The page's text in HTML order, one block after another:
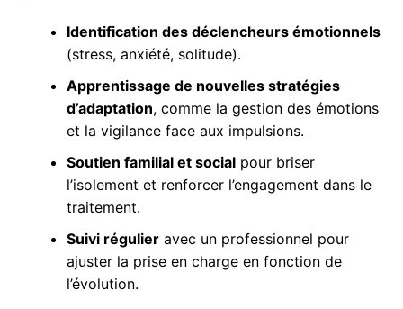
Identification des déclencheurs émotionnels
(stress, anxiété, solitude).
Apprentissage de nouvelles stratégies
d’adaptation, comme la gestion des émotions
et la vigilance face aux impulsions.
Soutien familial et socialpour briser
l’isolement et renforcer l’engagement dans le
traitement.
Suivi régulieravec un professionnel pour
ajuster la prise en charge en fonction de
l’évolution.